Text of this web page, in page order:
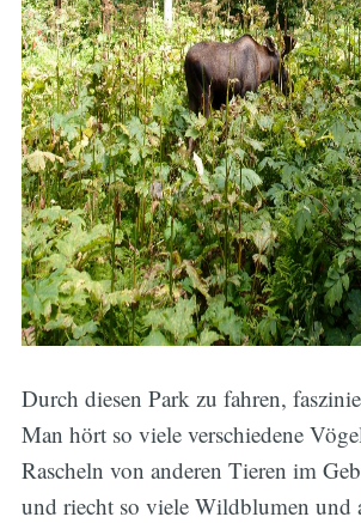
Durch diesen Park zu fahren,
Man hört so viele verschiedene
Rascheln von anderen Tieren im
und riecht so viele Wildblumen und